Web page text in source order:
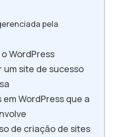
pela
WordPress
um site de sucesso
WordPress que a
de criação de sites